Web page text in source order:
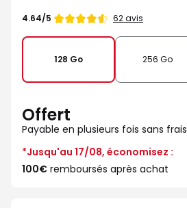
Note
4.64/5 62 avis
128 Go 256 Go
Offert
Payable en plusieurs fois sans frais
*Jusqu'au 17/08, économisez :
100€ remboursés après achat